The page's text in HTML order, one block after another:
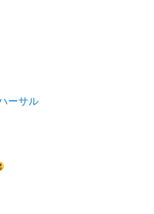
ーサル